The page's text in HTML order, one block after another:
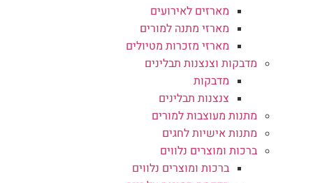
מארזים לאירועים
מארזי מתנה למורים
מארזי מזכרות מטיולים
מדבקות וצנצנות תבלינים
מדבקות
צנצנות תבלינים
מתנות מעוצבות למורים
מתנות אישיות לחגים
ברכות ומוצרים נלווים
ברכות ומוצרים נלווים